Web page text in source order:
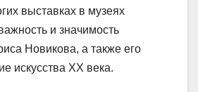
выставках в музеях
и значимость
Новикова, а также его
искусства ХХ века.